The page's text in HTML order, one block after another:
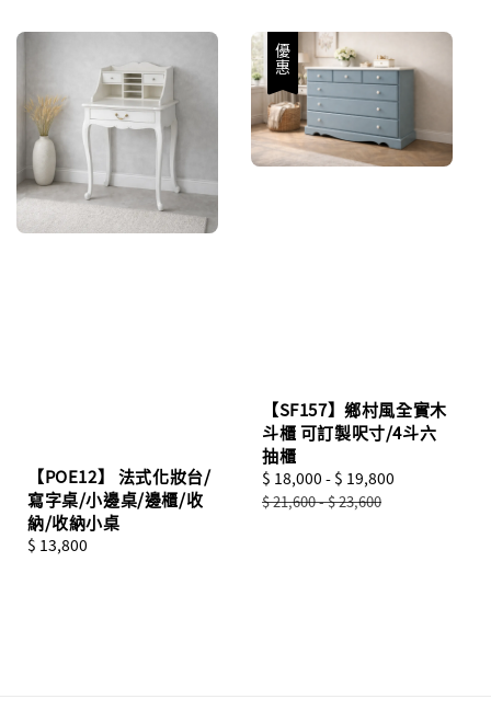
【POE12】 法式化妝台/
寫字桌/小邊桌/邊櫃/收
納/收納小桌
Regular
$ 13,800
優惠
【SF157】鄉村風全實木
斗櫃 可訂製呎寸/4斗六
抽櫃
Sale
price
$ 18,000 - $ 19,800
$ 21,600-$ 23,600